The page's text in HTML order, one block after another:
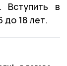
Вступить в
до 18 лет.